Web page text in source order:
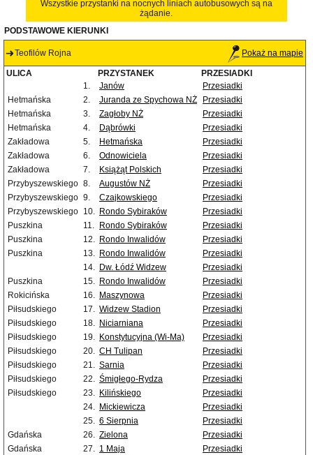
Wszystkie przystanki na nocnych liniach autobusowych są na
żądanie.
PODSTAWOWE KIERUNKI
Teofilów Rojna Pokaż na mapie
ULICA PRZYSTANEK
PRZESIADKI
1.
Janów
Przesiadki
Hetmańska
2. Juranda ze Spychowa NŻ
Przesiadki
Hetmańska
3. Zagłoby NŻ
Przesiadki
Hetmańska
4. Dąbrówki
Przesiadki
Zakładowa
5. Hetmańska
Przesiadki
Zakładowa
6. Odnowiciela
Przesiadki
Zakładowa
7. Książąt Polskich
Przesiadki
Przybyszewskiego 8. Augustów NŻ
Przesiadki
Przybyszewskiego 9. Czajkowskiego
Przesiadki
Przybyszewskiego 10. Rondo Sybiraków
Przesiadki
Puszkina
11. Rondo Sybiraków
Przesiadki
Puszkina
12. Rondo Inwalidów
Przesiadki
Puszkina
13. Rondo Inwalidów
Przesiadki
14. Dw. Łódź Widzew
Przesiadki
Puszkina
15. Rondo Inwalidów
Przesiadki
Rokicińska
16. Maszynowa
Przesiadki
Piłsudskiego
17. Widzew Stadion
Przesiadki
Piłsudskiego
18. Niciarniana
Przesiadki
Piłsudskiego
19. Konstytucyjna (Wi-Ma)
Przesiadki
Piłsudskiego
20. CH Tulipan
Przesiadki
Piłsudskiego
21. Sarnia
Przesiadki
Piłsudskiego
22. Śmigłego-Rydza
Przesiadki
Piłsudskiego
23. Kilińskiego
Przesiadki
24. Mickiewicza
Przesiadki
25. 6 Sierpnia
Przesiadki
Gdańska
26. Zielona
Przesiadki
Gdańska
27. 1 Maja
Przesiadki